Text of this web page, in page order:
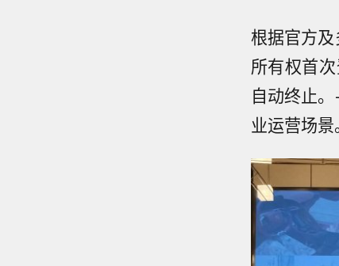
根据官方
所有权首
自动终止
业运营场景